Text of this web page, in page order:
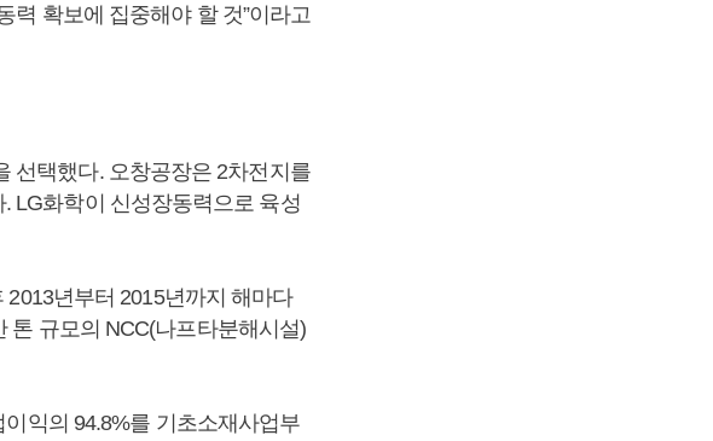
력 확보에 집중해야 할 것”이라고
선택했다. 오창공장은 2차전지를
LG화학이 신성장동력으로 육성
년부터 2015년까지 해마다
톤 규모의 NCC(나프타분해시설)
익의 94.8%를 기초소재사업부